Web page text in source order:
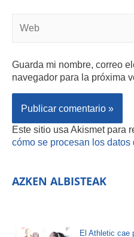
Guarda mi nombre, correo
navegador para la próxima
Este sitio usa Akismet para
cómo se procesan los datos
AZKEN ALBISTEAK
El Athletic cae